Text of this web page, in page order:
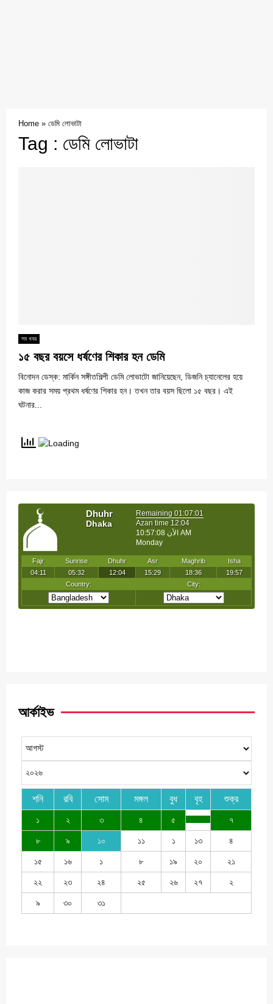
Home » ডেমি লোভাটা
Tag : ডেমি লোভাটা
সব খবর
১৫ বছর বয়সে ধর্ষণের শিকার হন ডেমি
বিনোদন ডেস্ক: মার্কিন সঙ্গীতশিল্পী ডেমি লোভাটো জানিয়েছেন, ডিজনি চ্যানেলের হয়ে
কাজ করার সময় প্রথম ধর্ষণের শিকার হন। তখন তার বয়স ছিলো ১৫ বছর। এই
ঘটনার...
আর্কাইভ
শনি রবি সোম মঙ্গল বুধ বৃহ শুক্র
১ ২ ৩ ৪ ৫ ৭
৮ ৯ ১০ ১১ ১ ১৩ ৪
১৫ ১৬ ১ ৮ ১৯ ২০ ২১
২২ ২৩ ২৪ ২৫ ২৬ ২৭ ২
৯ ৩০ ৩১